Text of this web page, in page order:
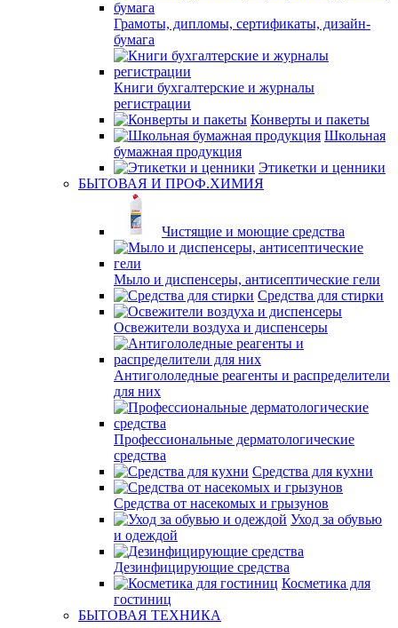
Грамоты, дипломы, сертификаты, дизайн-
бумага
Книги бухгалтерские и журналы
регистрации
Конверты и пакеты
Школьная
бумажная продукция
Этикетки и ценники
БЫТОВАЯ И ПРОФ.ХИМИЯ
Чистящие и моющие средства
Мыло и диспенсеры, антисептические гели
Средства для стирки
Освежители воздуха и диспенсеры
Антигололедные реагенты и распределители
для них
Профессиональные дерматологические
средства
Средства для кухни
Средства от насекомых и грызунов
Уход за обувью
и одеждой
Дезинфицирующие средства
Косметика для
гостиниц
БЫТОВАЯ ТЕХНИКА